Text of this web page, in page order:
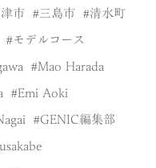
市 三島市 清水町
モデルコース
Mao Harada
Emi Aoki
GENIC編集部